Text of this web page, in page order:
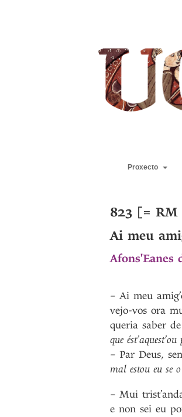
Proxecto
823 [= RM
Ai meu
Afons'Eanes
– Ai meu
vejo-vos ora
queria saber de
que ést’aquest’ou
– Par Deus,
mal estou eu se o
– Mui
e non sei eu